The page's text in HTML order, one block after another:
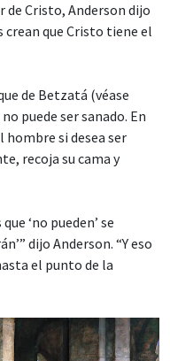
de Cristo, Anderson dijo
que Cristo tiene el
de Betzatá (véase
puede ser sanado. En
hombre si desea ser
recoja su cama y
‘no pueden’ se
dijo Anderson. “Y eso
el punto de la